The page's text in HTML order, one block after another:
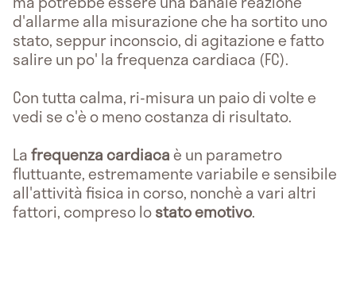
d'allarme alla misurazione che ha sortito uno
stato, seppur inconscio, di agitazione e fatto
salire un po' la frequenza cardiaca (FC).
Con tutta calma, ri-misura un paio di volte e
vedi se c'è o meno costanza di risultato.
Lafrequenza cardiacaè un parametro
fluttuante, estremamente variabile e sensibile
all'attività fisica in corso, nonchè a vari altri
fattori, compreso lostato emotivo.